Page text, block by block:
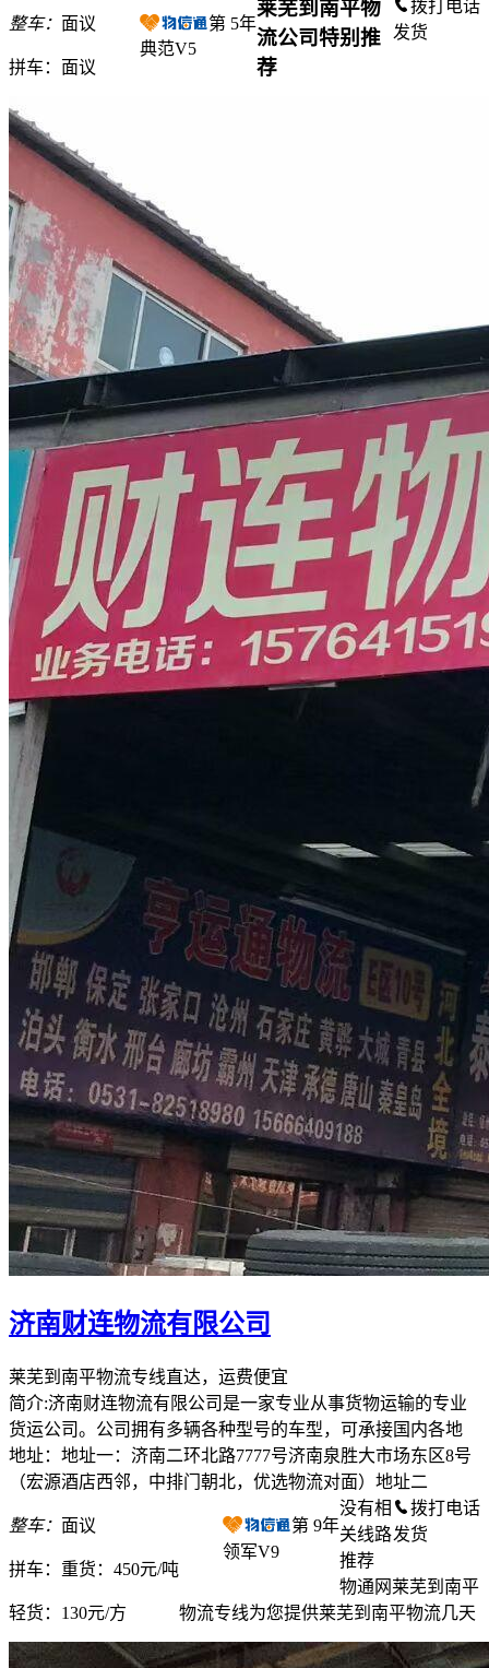
整车： 面议
拼车： 面议
第 5年
典范V5
拨打电话
发货
济南财连物流有限公司
莱芜到南平物流专线直达，运费便宜
简介:济南财连物流有限公司是一家专业从事货物运输的专业
货运公司。公司拥有多辆各种型号的车型，可承接国内各地
地址：地址一：济南二环北路7777号济南泉胜大市场东区8号
（宏源酒店西邻，中排门朝北，优选物流对面）地址二
整车： 面议
拼车： 重货：450元/吨
轻货： 130元/方
第 9年
领军V9
拨打电话
发货
莱芜到南平物
流公司特别推
荐
没有相
关线路
推荐
物通网莱芜到南平
物流专线为您提供莱芜到南平物流几天